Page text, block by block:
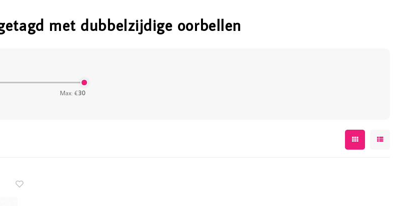
met dubbelzijdige oorbellen
Max: €30